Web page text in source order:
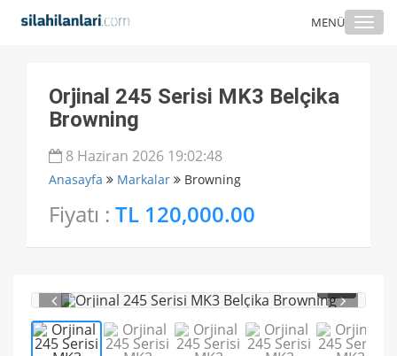
MENÜ
Orjinal 245 Serisi MK3 Belçika
Browning
8 Haziran 2026 19:02:48
Anasayfa Markalar Browning
Fiyatı : TL 120,000.00
1/ 5